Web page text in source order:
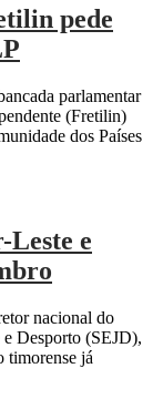
pede
parlamentar
(Fretilin)
dos Países
e
nacional do
e Desporto (SEJD),
timorense já